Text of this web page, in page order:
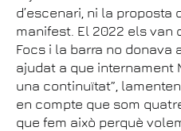
d’escenari, ni la proposta
manifest. El 2022 els van
Focs i la barra no donava
ajudat a que internament
una continuïtat”,
en compte que som
que fem això perquè